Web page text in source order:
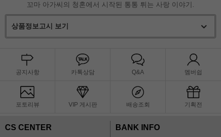
꼬마 아가씨의 청혼에서 시작된 통통 튀는 사랑 이야기.
상품정보고시 보기
공지사항 카톡상담 Q&A 멤버쉽
포토리뷰 VIP 게시판 배송조회 기획전
CS CENTER BANK INFO